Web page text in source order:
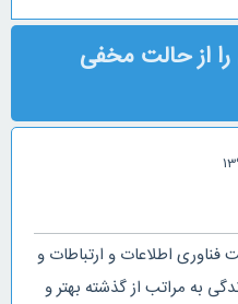
از حالت مخفی
فناوری اطلاعات و ارتباطات و
به مراتب از گذشته بهتر و